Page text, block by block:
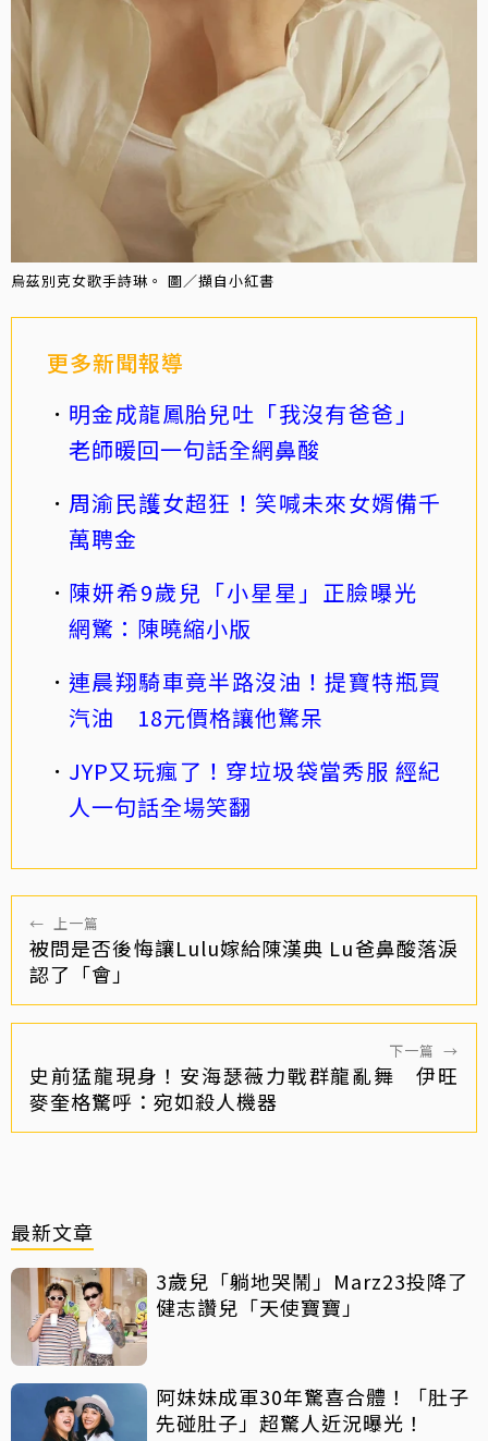
烏茲別克女歌手詩琳。 圖／擷自小紅書
更多新聞報導
明金成龍鳳胎兒吐「我沒有爸爸」
老師暖回一句話全網鼻酸
周渝民護女超狂！笑喊未來女婿備千
萬聘金
陳妍希9歲兒「小星星」正臉曝光
網驚：陳曉縮小版
連晨翔騎車竟半路沒油！提寶特瓶買
汽油 18元價格讓他驚呆
JYP又玩瘋了！穿垃圾袋當秀服 經紀
人一句話全場笑翻
← 上一篇
被問是否後悔讓Lulu嫁給陳漢典 Lu爸鼻酸落淚
認了「會」
下一篇 →
史前猛龍現身！安海瑟薇力戰群龍亂舞 伊旺
麥奎格驚呼：宛如殺人機器
最新文章
3歲兒「躺地哭鬧」Marz23投降了
健志讚兒「天使寶寶」
阿妹妹成軍30年驚喜合體！「肚子
先碰肚子」超驚人近況曝光！